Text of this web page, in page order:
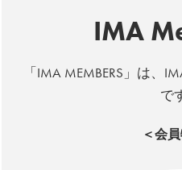
IMA
「IMA MEMBERS」は、
で
＜会